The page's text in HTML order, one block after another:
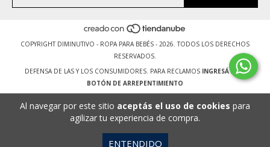
Al navegar por este sitio aceptás el uso de cookies para
agilizar tu experiencia de compra.
ENTENDIDO
COPYRIGHT DIMINUTIVO - ROPA PARA BEBÉS - 2026. TODOS LOS DERECHOS
RESERVADOS.
DEFENSA DE LAS Y LOS CONSUMIDORES. PARA RECLAMOS INGRESÁ ACÁ.
BOTÓN DE ARREPENTIMIENTO